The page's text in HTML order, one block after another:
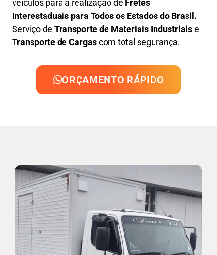
veículos para a realização de Fretes
Interestaduais para Todos os Estados do Brasil.
Serviço de Transporte de Materiais Industriaise
Transporte de Cargascom total segurança.
ORÇAMENTO RÁPIDO